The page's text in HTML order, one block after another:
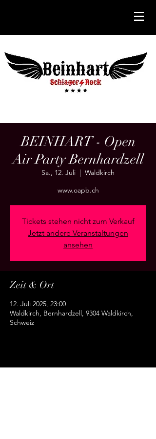
BEINHART - Open
Air Party Bernhardzell
Sa., 12. Juli
  |
Waldkirch
www.oapb.ch
Tickets stehen nicht zum Verkauf
Jetzt andere Veranstaltungen
ansehen
Zeit & Ort
12. Juli 2025, 23:00
Waldkirch, Bernhardzell, 9304 Waldkirch,
Schweiz